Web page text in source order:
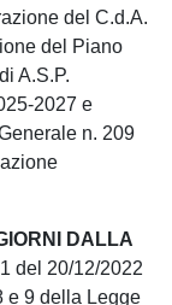
del C.d.A.
del Piano
A.S.P.
2027 e
n. 209
DALLA
del 20/12/2022
e 9 della Legge